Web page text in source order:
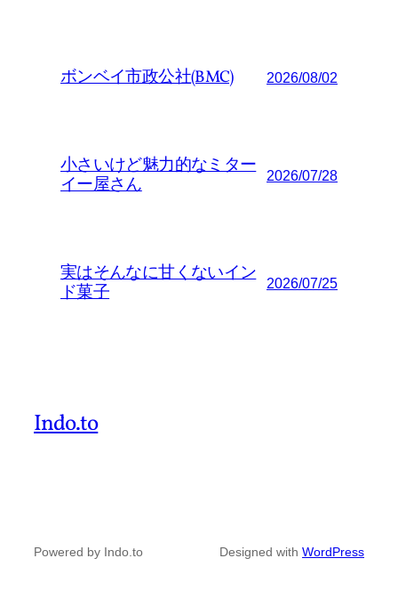
ボンベイ市政公社(BMC) 2026/08/02
小さいけど魅力的なミター
イー屋さん
2026/07/28
実はそんなに甘くないイン
ド菓子
2026/07/25
Indo.to
Powered by Indo.to Designed with WordPress